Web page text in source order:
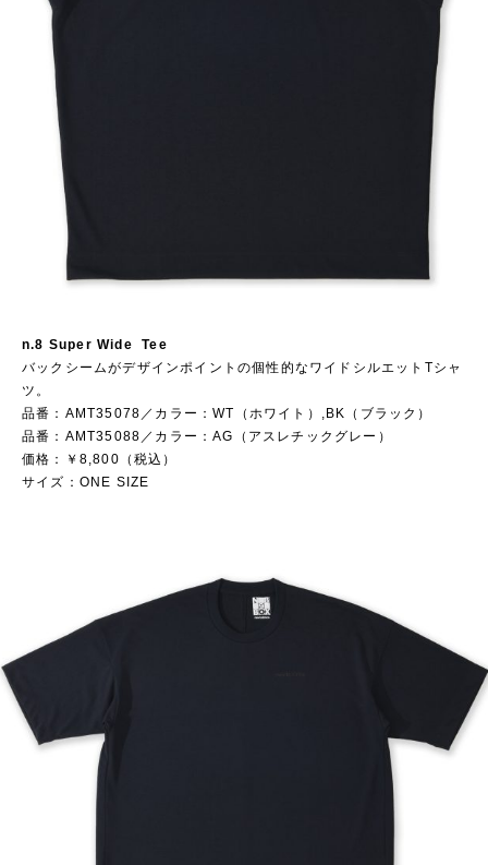
n.8 Super Wide Tee
バックシームがデザインポイントの個性的なワイドシルエットTシャ
ツ。
品番：AMT35078／カラー：WT（ホワイト）,BK（ブラック）
品番：AMT35088／カラー：AG（アスレチックグレー）
価格：￥8,800（税込）
サイズ：ONE SIZE